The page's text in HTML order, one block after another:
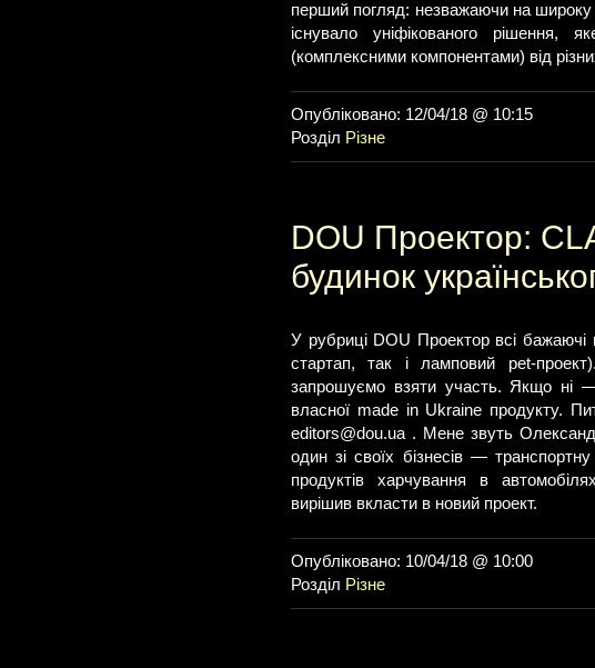
перший погляд: незважаючи на широку
існувало уніфікованого рішення,
(комплексними компонентами) від
Опубліковано: 12/04/18 @ 10:15
Розділ Різне
DOU Проектор:
будинок
У рубриці DOU Проектор всі бажаючі
стартап, так і ламповий pet-
запрошуємо взяти участь. Якщо ні
власної made in Ukraine продукту.
editors@dou.ua . Мене звуть
один зі своїх бізнесів —
продуктів харчування в
вирішив вкласти в новий проект.
Опубліковано: 10/04/18 @ 10:00
Розділ Різне